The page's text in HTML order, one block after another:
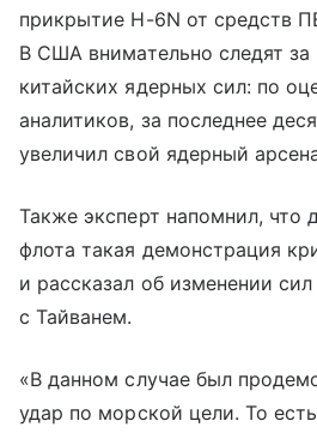
прикрытие H-6N от средств
В США внимательно следят за
китайских ядерных сил: по
аналитиков, за последнее
увеличил свой ядерный
Также эксперт напомнил, что
флота такая демонстрация
и рассказал об изменении
с Тайванем.
«В данном случае был
удар по морской цели. То